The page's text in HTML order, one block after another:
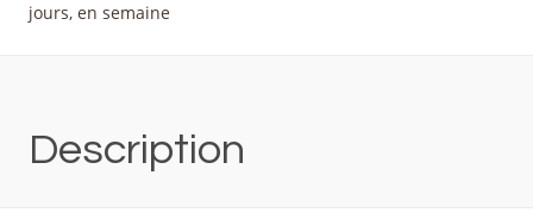
jours, en semaine
Description